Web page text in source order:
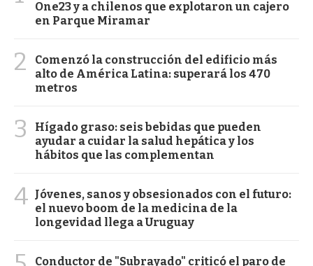
One23 y a chilenos que explotaron un cajero
en Parque Miramar
2
Comenzó la construcción del edificio más
alto de América Latina: superará los 470
metros
3
Hígado graso: seis bebidas que pueden
ayudar a cuidar la salud hepática y los
hábitos que las complementan
4 Jóvenes, sanos y obsesionados con el futuro:
el nuevo boom de la medicina de la
longevidad llega a Uruguay
Conductor de "Subrayado" criticó el paro de